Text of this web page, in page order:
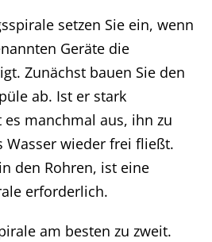
setzen Sie ein, wenn
Geräte die
Zunächst bauen Sie den
ab. Ist er stark
manchmal aus, ihn zu
Wasser wieder frei fließt.
den Rohren, ist eine
erforderlich.
am besten zu zweit.